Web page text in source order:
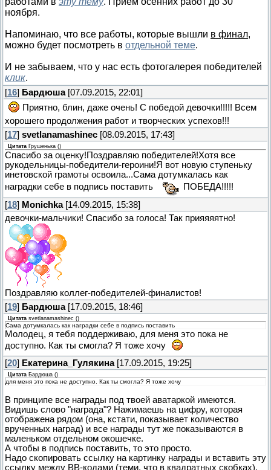
ноября.
Напоминаю, что все работы, которые вышли в финал,
можно будет посмотреть в отдельной теме.
И не забываем, что у нас есть фотогалерея победителей
клик.
[16] Бардюша[07.09.2015, 22:01]
Приятно, блин, даже очень! С победой девочки!!!!! Всем
хорошего продолжения работ и творческих успехов!!!
[17] svetlanamashinec [08.09.2015, 17:43]
Цитата Грушенька ()
Спасибо за оценку!Поздравляю победителей!Хотя все
рукодельницы-победители-героини!Я вот новую ступеньку
инетовской грамоты освоила...Сама дотумкалась как
наградки себе в подпись поставить
ПОБЕДА!!!!!
[18] Monichka[14.09.2015, 15:38]
девочки-мальчики! Спасибо за голоса! Так прияяяятно!
Поздравляю коллег-победителей-финалистов!
[19] Бардюша[17.09.2015, 18:46]
Цитата svetlanamashinec ()
Сама дотумкалась как наградки себе в подпись поставить
Молодец, я тебя поддерживаю, для меня это пока не
доступно. Как ты смогла? Я тоже хочу
[20] Екатерина_Гулякина[17.09.2015, 19:25]
Цитата Бардюша ()
для меня это пока не доступно. Как ты смогла? Я тоже хочу
В принципе все награды под твоей аватаркой имеются.
Видишь слово "награда"? Нажимаешь на цифру, которая
отображена рядом (она, кстати, показывает количество
врученных наград) и все награды тут же показываются в
маленьком отдельном окошечке.
А чтобы в подпись поставить, то это просто.
Надо скопировать ссылку на картинку награды и вставить эту
ссылку между ВВ-кодами (теми, что в квадратных скобках).